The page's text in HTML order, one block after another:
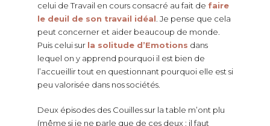
celui de Travail en cours consacré au fait de faire
le deuil de son travail idéal . Je pense que cela
peut concerner et aider beaucoup de monde.
Puis celui sur la solitude d’Emotions dans
lequel on y apprend pourquoi il est bien de
l’accueillir tout en questionnant pourquoi elle est si
peu valorisée dans nos sociétés.
Deux épisodes des Couilles sur la table m’ont plu
(même si je ne parle que de ces deux : il faut